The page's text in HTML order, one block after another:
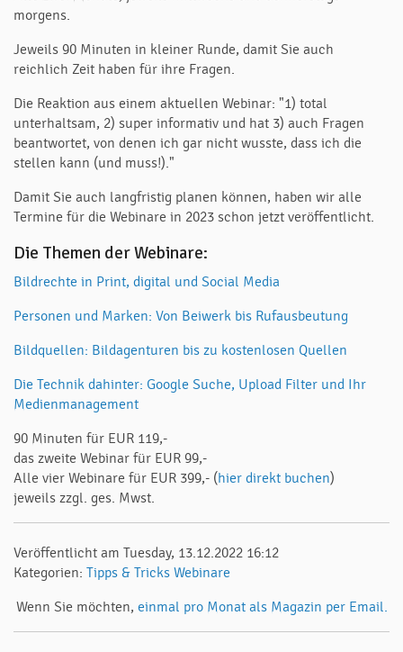
morgens.
Jeweils 90 Minuten in kleiner Runde, damit Sie auch
reichlich Zeit haben für ihre Fragen.
Die Reaktion aus einem aktuellen Webinar: "1) total
unterhaltsam, 2) super informativ und hat 3) auch Fragen
beantwortet, von denen ich gar nicht wusste, dass ich die
stellen kann (und muss!)."
Damit Sie auch langfristig planen können, haben wir alle
Termine für die Webinare in 2023 schon jetzt veröffentlicht.
Die Themen der Webinare:
Bildrechte in Print, digital und Social Media
Personen und Marken: Von Beiwerk bis Rufausbeutung
Bildquellen: Bildagenturen bis zu kostenlosen Quellen
Die Technik dahinter: Google Suche, Upload Filter und Ihr
Medienmanagement
90 Minuten für EUR 119,-
das zweite Webinar für EUR 99,-
Alle vier Webinare für EUR 399,- (hier direkt buchen)
jeweils zzgl. ges. Mwst.
Veröffentlicht am Tuesday, 13.12.2022 16:12
Kategorien: Tipps & Tricks Webinare
Wenn Sie möchten, einmal pro Monat als Magazin per Email.